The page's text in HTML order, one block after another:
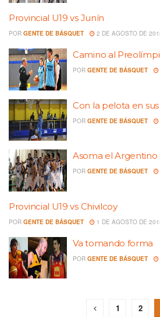
Provincial U19 vs Junín
POR GENTE DE BÁSQUET 2 DE AGOSTO DE
Camino al
POR GENTE DE BÁSQUET
Con la pelota en
POR GENTE DE BÁSQUET
Asoma el Argentino
POR GENTE DE BÁSQUET
Provincial U19 vs Chivilcoy
POR GENTE DE BÁSQUET 1 DE AGOSTO DE
Va tomando forma
POR GENTE DE BÁSQUET
1 2